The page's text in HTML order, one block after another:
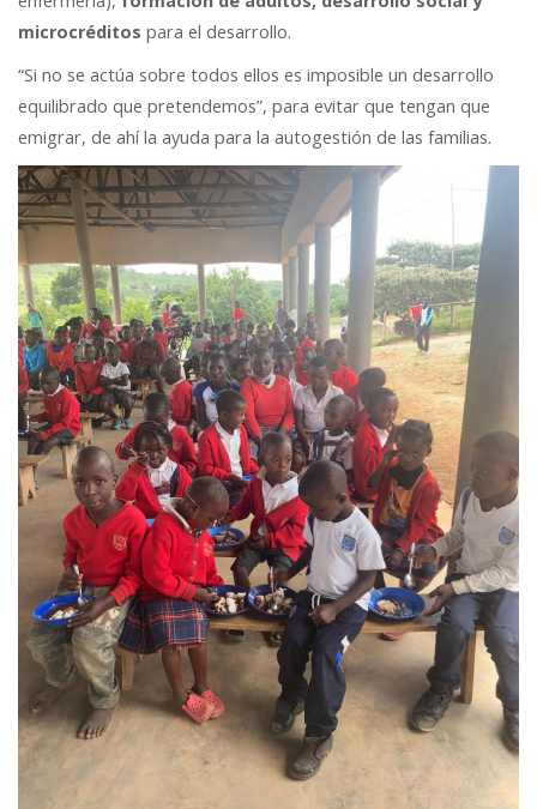
microcréditos para el desarrollo.
“Si no se actúa sobre todos ellos es imposible un desarrollo
equilibrado que pretendemos”, para evitar que tengan que
emigrar, de ahí la ayuda para la autogestión de las familias.